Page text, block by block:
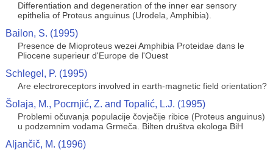
Differentiation and degeneration of the inner ear sensory
epithelia of Proteus anguinus (Urodela, Amphibia).
Bailon, S. (1995)
Presence de Mioproteus wezei Amphibia Proteidae dans le
Pliocene superieur d'Europe de l'Ouest
Schlegel, P. (1995)
Are electroreceptors involved in earth-magnetic field orientation?
Šolaja, M., Pocrnjić, Z. and Topalić, L.J. (1995)
Problemi očuvanja populacije čovječije ribice (Proteus anguinus)
u podzemnim vodama Grmeča. Bilten društva ekologa BiH
Aljančič, M. (1996)